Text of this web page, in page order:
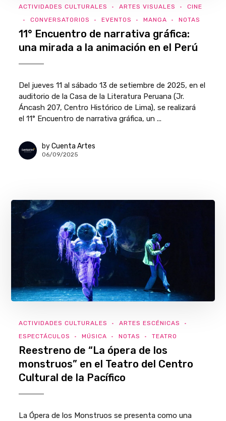
ACTIVIDADES CULTURALES ARTES VISUALES
CINE
CONVERSATORIOS
EVENTOS MANGA NOTAS
11° Encuentro de narrativa gráfica:
una mirada a la animación en el Perú
Del jueves 11 al sábado 13 de setiembre de 2025, en el
auditorio de la Casa de la Literatura Peruana (Jr.
Áncash 207, Centro Histórico de Lima), se realizará
el 11° Encuentro de narrativa gráfica, un ...
by Cuenta Artes
06/09/2025
ACTIVIDADES CULTURALES
ARTES ESCÉNICAS
ESPECTÁCULOS
MÚSICA NOTAS TEATRO
Reestreno de “La ópera de los
monstruos” en el Teatro del Centro
Cultural de la Pacífico
La Ópera de los Monstruos se presenta como una